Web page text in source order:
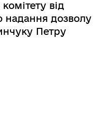
від
надання дозволу
Петру